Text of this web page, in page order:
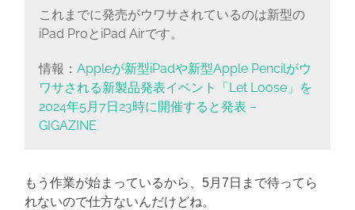
これまでに発売がウワサされているのは新型の
iPad ProとiPad Airです。
情報： Appleが新型iPadや新型Apple Pencilがウ
ワサされる新製品発表イベント「Let Loose」を
2024年5月7日23時に開催すると発表 –
GIGAZINE
もう作業が始まっているから、5月7日まで待ってら
れないので仕方ないんだけどね。